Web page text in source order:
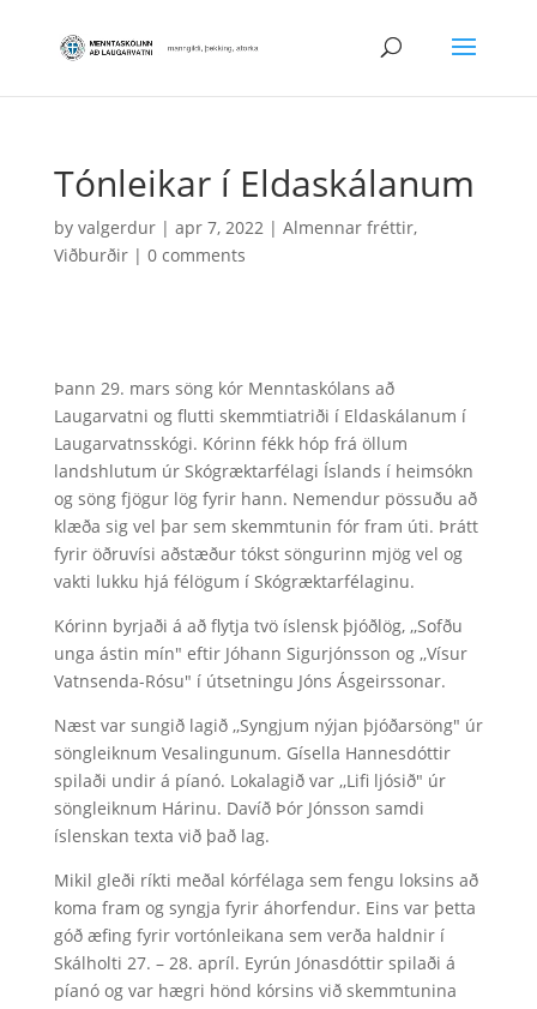
Tónleikar í Eldaskálanum
by valgerdur| apr 7, 2022| Almennar fréttir,
Viðburðir| 0 comments
Þann 29. mars söng kór Menntaskólans að
Laugarvatni og flutti skemmtiatriði í Eldaskálanum í
Laugarvatnsskógi. Kórinn fékk hóp frá öllum
landshlutum úr Skógræktarfélagi Íslands í heimsókn
og söng fjögur lög fyrir hann. Nemendur pössuðu að
klæða sig vel þar sem skemmtunin fór fram úti. Þrátt
fyrir öðruvísi aðstæður tókst söngurinn mjög vel og
vakti lukku hjá félögum í Skógræktarfélaginu.
Kórinn byrjaði á að flytja tvö íslensk þjóðlög, ,,Sofðu
unga ástin mín" eftir Jóhann Sigurjónsson og ,,Vísur
Vatnsenda-Rósu" í útsetningu Jóns Ásgeirssonar.
Næst var sungið lagið ,,Syngjum nýjan þjóðarsöng" úr
söngleiknum Vesalingunum. Gísella Hannesdóttir
spilaði undir á píanó. Lokalagið var ,,Lifi ljósið" úr
söngleiknum Hárinu. Davíð Þór Jónsson samdi
íslenskan texta við það lag.
Mikil gleði ríkti meðal kórfélaga sem fengu loksins að
koma fram og syngja fyrir áhorfendur. Eins var þetta
góð æfing fyrir vortónleikana sem verða haldnir í
Skálholti 27. – 28. apríl. Eyrún Jónasdóttir spilaði á
píanó og var hægri hönd kórsins við skemmtunina